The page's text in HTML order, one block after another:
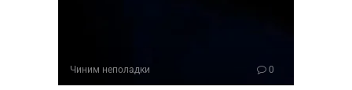
Чиним неполадки 0